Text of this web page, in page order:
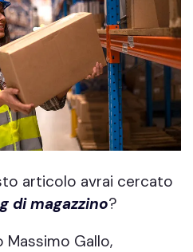
articolo avrai cercato
di magazzino?
Gallo,